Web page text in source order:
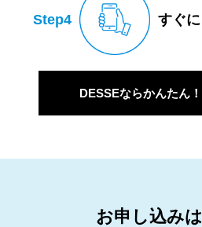
Step4 すぐ
DESSEならかんたん
お申し込み